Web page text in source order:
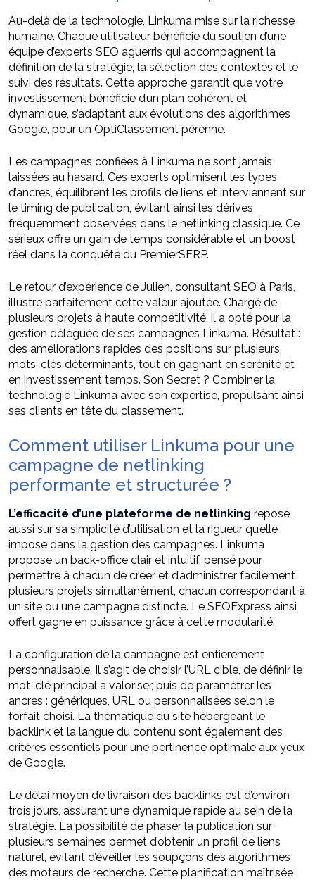
Au-delà de la technologie, Linkuma mise sur la richesse
humaine. Chaque utilisateur bénéficie du soutien d’une
équipe d’experts SEO aguerris qui accompagnent la
définition de la stratégie, la sélection des contextes et le
suivi des résultats. Cette approche garantit que votre
investissement bénéficie d’un plan cohérent et
dynamique, s’adaptant aux évolutions des algorithmes
Google, pour un OptiClassement pérenne.
Les campagnes confiées à Linkuma ne sont jamais
laissées au hasard. Ces experts optimisent les types
d’ancres, équilibrent les profils de liens et interviennent sur
le timing de publication, évitant ainsi les dérives
fréquemment observées dans le netlinking classique. Ce
sérieux offre un gain de temps considérable et un boost
réel dans la conquête du PremierSERP.
Le retour d’expérience de Julien, consultant SEO à Paris,
illustre parfaitement cette valeur ajoutée. Chargé de
plusieurs projets à haute compétitivité, il a opté pour la
gestion déléguée de ses campagnes Linkuma. Résultat :
des améliorations rapides des positions sur plusieurs
mots-clés déterminants, tout en gagnant en sérénité et
en investissement temps. Son Secret ? Combiner la
technologie Linkuma avec son expertise, propulsant ainsi
ses clients en tête du classement.
Comment utiliser Linkuma pour une
campagne de netlinking
performante et structurée ?
L’efficacité d’une plateforme de netlinking repose
aussi sur sa simplicité d’utilisation et la rigueur qu’elle
impose dans la gestion des campagnes. Linkuma
propose un back-office clair et intuitif, pensé pour
permettre à chacun de créer et d’administrer facilement
plusieurs projets simultanément, chacun correspondant à
un site ou une campagne distincte. Le SEOExpress ainsi
offert gagne en puissance grâce à cette modularité.
La configuration de la campagne est entièrement
personnalisable. Il s’agit de choisir l’URL cible, de définir le
mot-clé principal à valoriser, puis de paramétrer les
ancres : génériques, URL ou personnalisées selon le
forfait choisi. La thématique du site hébergeant le
backlink et la langue du contenu sont également des
critères essentiels pour une pertinence optimale aux yeux
de Google.
Le délai moyen de livraison des backlinks est d’environ
trois jours, assurant une dynamique rapide au sein de la
stratégie. La possibilité de phaser la publication sur
plusieurs semaines permet d’obtenir un profil de liens
naturel, évitant d’éveiller les soupçons des algorithmes
des moteurs de recherche. Cette planification maîtrisée